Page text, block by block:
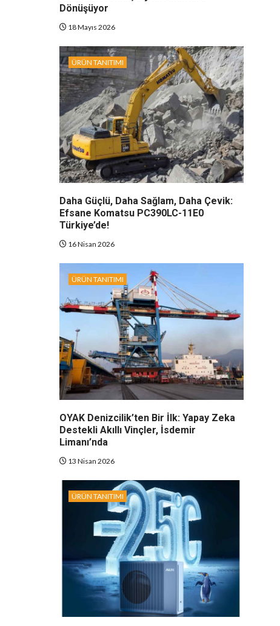
Dönüşüyor
18 Mayıs 2026
ÜRÜN TANITIMI
Daha Güçlü, Daha Sağlam, Daha Çevik:
Efsane Komatsu PC390LC-11E0
Türkiye’de!
16 Nisan 2026
ÜRÜN TANITIMI
OYAK Denizcilik’ten Bir İlk: Yapay Zeka
Destekli Akıllı Vinçler, İsdemir
Limanı’nda
13 Nisan 2026
ÜRÜN TANITIMI